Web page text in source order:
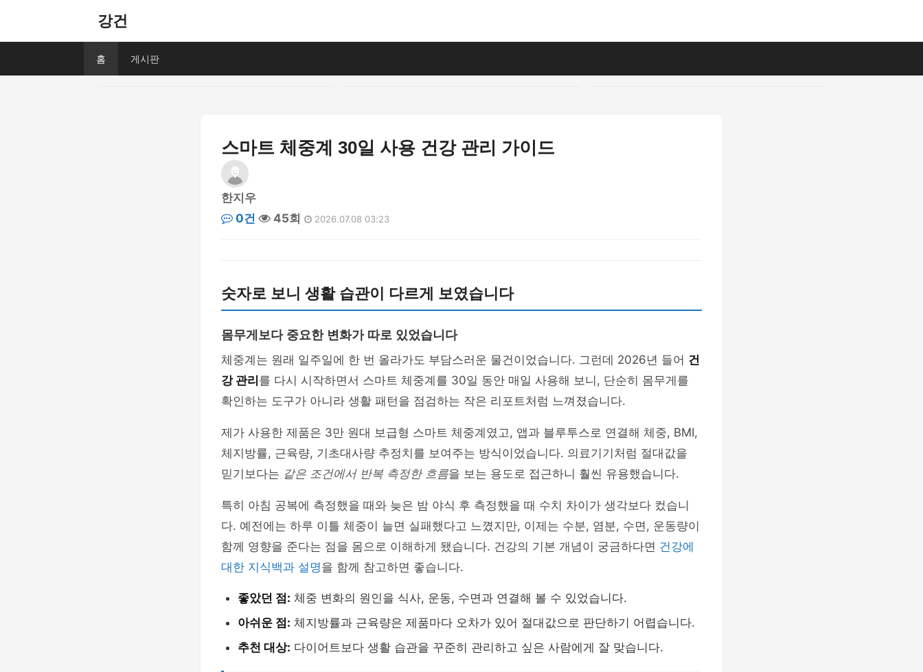
강건
홈 게시판
스마트 체중계 30일 사용 건강 관리 가이드
한지우
0건
45회 2026.07.08 03:23
숫자로 보니 생활 습관이 다르게 보였습니다
몸무게보다 중요한 변화가 따로 있었습니다
체중계는 원래 일주일에 한 번 올라가도 부담스러운 물건이었습니다. 그런데 2026년 들어 건
강 관리 를 다시 시작하면서 스마트 체중계를 30일 동안 매일 사용해 보니, 단순히 몸무게를
확인하는 도구가 아니라 생활 패턴을 점검하는 작은 리포트처럼 느껴졌습니다.
제가 사용한 제품은 3만 원대 보급형 스마트 체중계였고, 앱과 블루투스로 연결해 체중, BMI,
체지방률, 근육량, 기초대사량 추정치를 보여주는 방식이었습니다. 의료기기처럼 절대값을
믿기보다는 같은 조건에서 반복 측정한 흐름을 보는 용도로 접근하니 훨씬 유용했습니다.
특히 아침 공복에 측정했을 때와 늦은 밤 야식 후 측정했을 때 수치 차이가 생각보다 컸습니
다. 예전에는 하루 이틀 체중이 늘면 실패했다고 느꼈지만, 이제는 수분, 염분, 수면, 운동량이
함께 영향을 준다는 점을 몸으로 이해하게 됐습니다. 건강의 기본 개념이 궁금하다면 건강에
대한 지식백과 설명을 함께 참고하면 좋습니다.
좋았던 점: 체중 변화의 원인을 식사, 운동, 수면과 연결해 볼 수 있었습니다.
아쉬운 점: 체지방률과 근육량은 제품마다 오차가 있어 절대값으로 판단하기 어렵습니다.
추천 대상: 다이어트보다 생활 습관을 꾸준히 관리하고 싶은 사람에게 잘 맞습니다.